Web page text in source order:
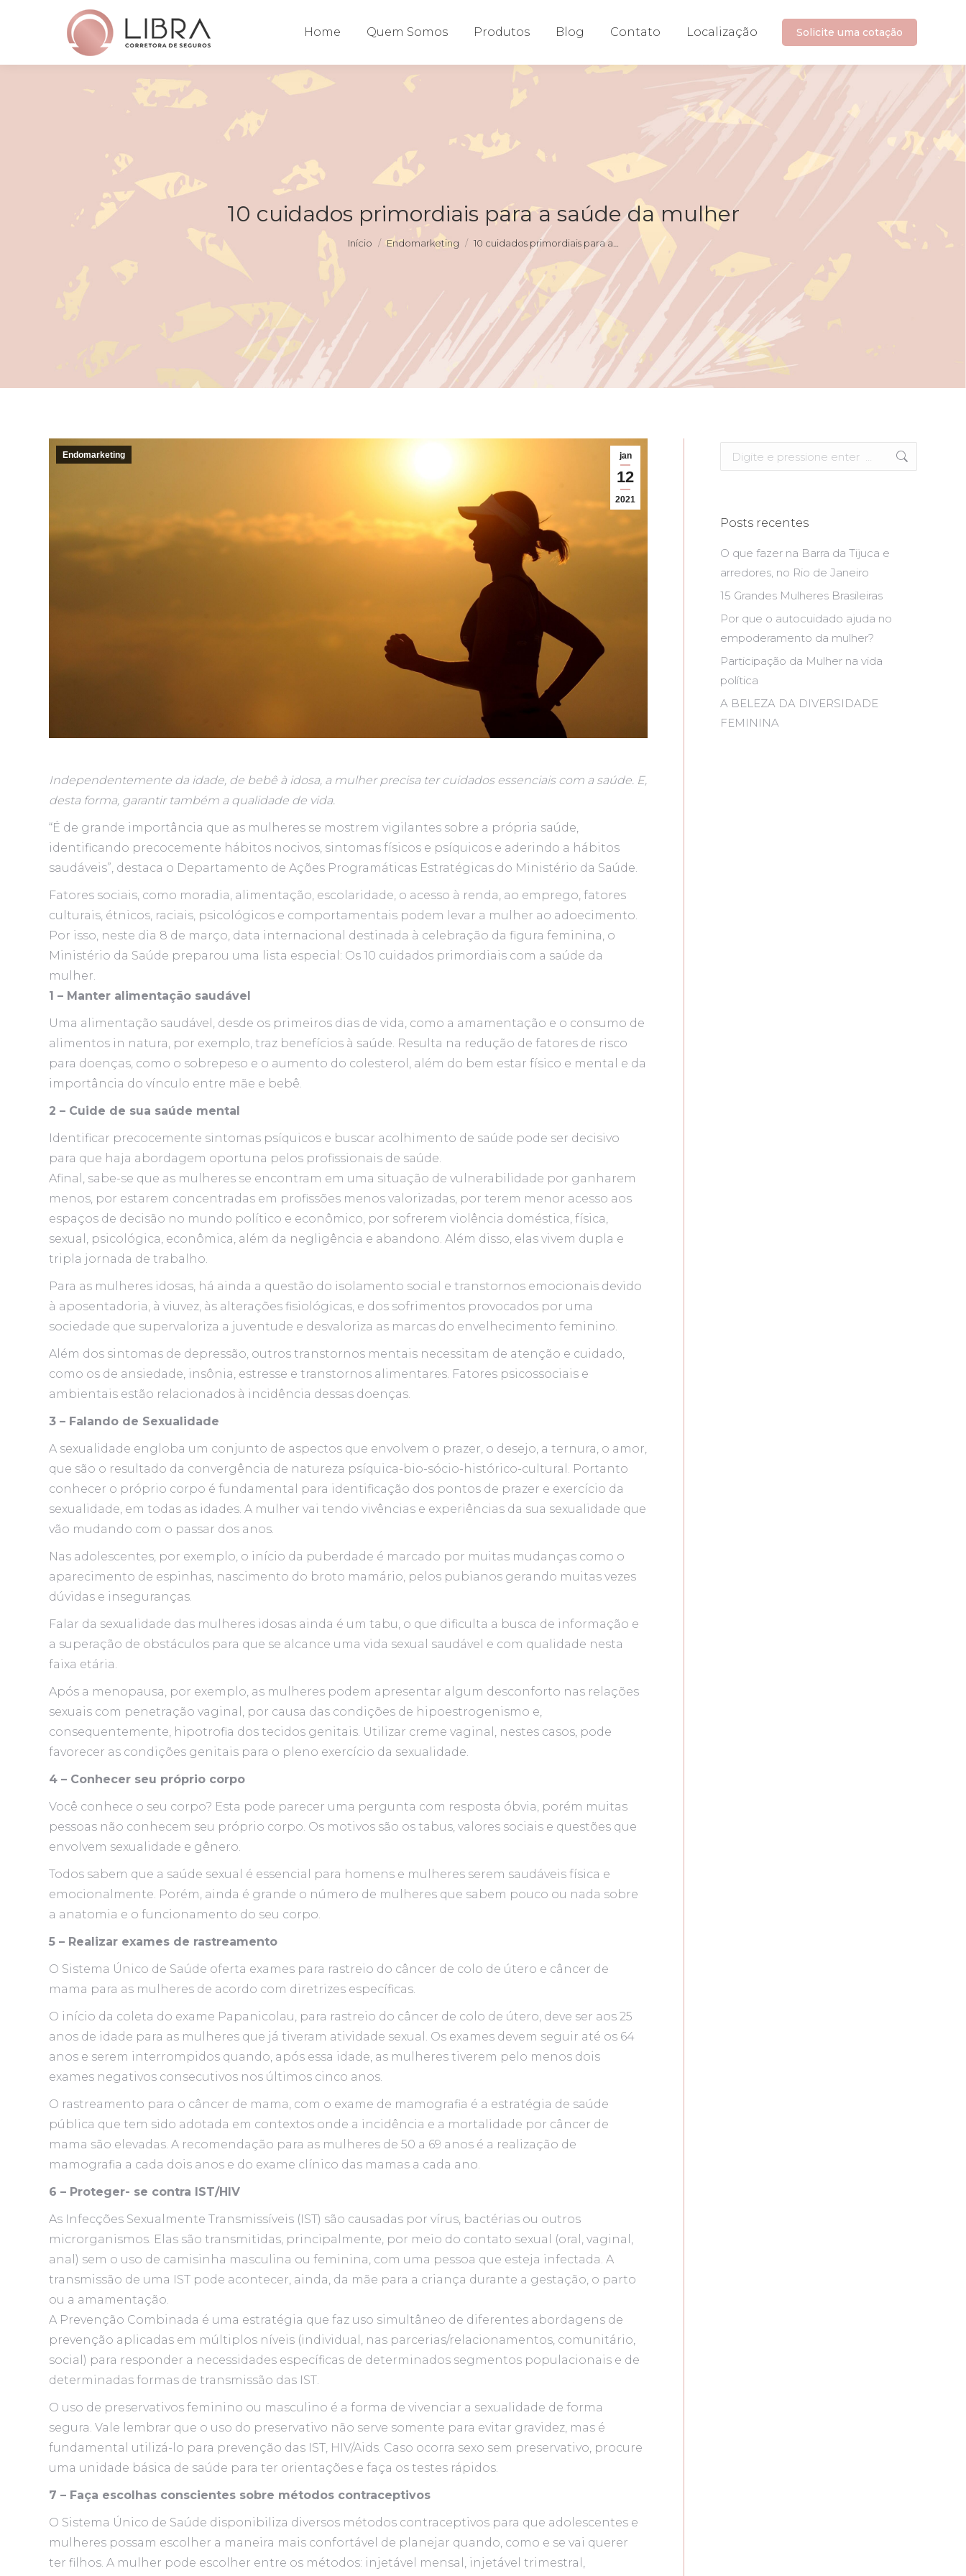
Home Quem Somos Produtos Blog Contato Localização Solicite uma cotação
10 cuidados primordiais para a saúde da mulher
Você está aqui:
Início Endomarketing 10 cuidados primordiais para a…
jan
12
2021
Endomarketing
Independentemente da idade, de bebê à idosa, a mulher precisa ter cuidados essenciais com a saúde. E,
desta forma, garantir também a qualidade de vida.
“É de grande importância que as mulheres se mostrem vigilantes sobre a própria saúde,
identificando precocemente hábitos nocivos, sintomas físicos e psíquicos e aderindo a hábitos
saudáveis”, destaca o Departamento de Ações Programáticas Estratégicas do Ministério da Saúde.
Fatores sociais, como moradia, alimentação, escolaridade, o acesso à renda, ao emprego, fatores
culturais, étnicos, raciais, psicológicos e comportamentais podem levar a mulher ao adoecimento.
Por isso, neste dia 8 de março, data internacional destinada à celebração da figura feminina, o
Ministério da Saúde preparou uma lista especial: Os 10 cuidados primordiais com a saúde da
mulher.
1 – Manter alimentação saudável
Uma alimentação saudável, desde os primeiros dias de vida, como a amamentação e o consumo de
alimentos in natura, por exemplo, traz benefícios à saúde. Resulta na redução de fatores de risco
para doenças, como o sobrepeso e o aumento do colesterol, além do bem estar físico e mental e da
importância do vínculo entre mãe e bebê.
2 – Cuide de sua saúde mental
Identificar precocemente sintomas psíquicos e buscar acolhimento de saúde pode ser decisivo
para que haja abordagem oportuna pelos profissionais de saúde.
Afinal, sabe-se que as mulheres se encontram em uma situação de vulnerabilidade por ganharem
menos, por estarem concentradas em profissões menos valorizadas, por terem menor acesso aos
espaços de decisão no mundo político e econômico, por sofrerem violência doméstica, física,
sexual, psicológica, econômica, além da negligência e abandono. Além disso, elas vivem dupla e
tripla jornada de trabalho.
Para as mulheres idosas, há ainda a questão do isolamento social e transtornos emocionais devido
à aposentadoria, à viuvez, às alterações fisiológicas, e dos sofrimentos provocados por uma
sociedade que supervaloriza a juventude e desvaloriza as marcas do envelhecimento feminino.
Além dos sintomas de depressão, outros transtornos mentais necessitam de atenção e cuidado,
como os de ansiedade, insônia, estresse e transtornos alimentares. Fatores psicossociais e
ambientais estão relacionados à incidência dessas doenças.
3 – Falando de Sexualidade
A sexualidade engloba um conjunto de aspectos que envolvem o prazer, o desejo, a ternura, o amor,
que são o resultado da convergência de natureza psíquica-bio-sócio-histórico-cultural. Portanto
conhecer o próprio corpo é fundamental para identificação dos pontos de prazer e exercício da
sexualidade, em todas as idades. A mulher vai tendo vivências e experiências da sua sexualidade que
vão mudando com o passar dos anos.
Nas adolescentes, por exemplo, o início da puberdade é marcado por muitas mudanças como o
aparecimento de espinhas, nascimento do broto mamário, pelos pubianos gerando muitas vezes
dúvidas e inseguranças.
Falar da sexualidade das mulheres idosas ainda é um tabu, o que dificulta a busca de informação e
a superação de obstáculos para que se alcance uma vida sexual saudável e com qualidade nesta
faixa etária.
Após a menopausa, por exemplo, as mulheres podem apresentar algum desconforto nas relações
sexuais com penetração vaginal, por causa das condições de hipoestrogenismo e,
consequentemente, hipotrofia dos tecidos genitais. Utilizar creme vaginal, nestes casos, pode
favorecer as condições genitais para o pleno exercício da sexualidade.
4 – Conhecer seu próprio corpo
Você conhece o seu corpo? Esta pode parecer uma pergunta com resposta óbvia, porém muitas
pessoas não conhecem seu próprio corpo. Os motivos são os tabus, valores sociais e questões que
envolvem sexualidade e gênero.
Todos sabem que a saúde sexual é essencial para homens e mulheres serem saudáveis física e
emocionalmente. Porém, ainda é grande o número de mulheres que sabem pouco ou nada sobre
a anatomia e o funcionamento do seu corpo.
5 – Realizar exames de rastreamento
O Sistema Único de Saúde oferta exames para rastreio do câncer de colo de útero e câncer de
mama para as mulheres de acordo com diretrizes específicas.
O início da coleta do exame Papanicolau, para rastreio do câncer de colo de útero, deve ser aos 25
anos de idade para as mulheres que já tiveram atividade sexual. Os exames devem seguir até os 64
anos e serem interrompidos quando, após essa idade, as mulheres tiverem pelo menos dois
exames negativos consecutivos nos últimos cinco anos.
O rastreamento para o câncer de mama, com o exame de mamografia é a estratégia de saúde
pública que tem sido adotada em contextos onde a incidência e a mortalidade por câncer de
mama são elevadas. A recomendação para as mulheres de 50 a 69 anos é a realização de
mamografia a cada dois anos e do exame clínico das mamas a cada ano.
6 – Proteger- se contra IST/HIV
As Infecções Sexualmente Transmissíveis (IST) são causadas por vírus, bactérias ou outros
microrganismos. Elas são transmitidas, principalmente, por meio do contato sexual (oral, vaginal,
anal) sem o uso de camisinha masculina ou feminina, com uma pessoa que esteja infectada. A
transmissão de uma IST pode acontecer, ainda, da mãe para a criança durante a gestação, o parto
ou a amamentação.
A Prevenção Combinada é uma estratégia que faz uso simultâneo de diferentes abordagens de
prevenção aplicadas em múltiplos níveis (individual, nas parcerias/relacionamentos, comunitário,
social) para responder a necessidades específicas de determinados segmentos populacionais e de
determinadas formas de transmissão das IST.
O uso de preservativos feminino ou masculino é a forma de vivenciar a sexualidade de forma
segura. Vale lembrar que o uso do preservativo não serve somente para evitar gravidez, mas é
fundamental utilizá-lo para prevenção das IST, HIV/Aids. Caso ocorra sexo sem preservativo, procure
uma unidade básica de saúde para ter orientações e faça os testes rápidos.
7 – Faça escolhas conscientes sobre métodos contraceptivos
O Sistema Único de Saúde disponibiliza diversos métodos contraceptivos para que adolescentes e
mulheres possam escolher a maneira mais confortável de planejar quando, como e se vai querer
ter filhos. A mulher pode escolher entre os métodos: injetável mensal, injetável trimestral,
Search:
Posts recentes
O que fazer na Barra da Tijuca e
arredores, no Rio de Janeiro
15 Grandes Mulheres Brasileiras
Por que o autocuidado ajuda no
empoderamento da mulher?
Participação da Mulher na vida
política
A BELEZA DA DIVERSIDADE
FEMININA